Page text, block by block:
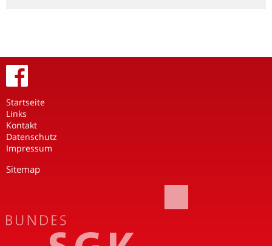
Startseite
Links
Kontakt
Datenschutz
Impressum
Sitemap